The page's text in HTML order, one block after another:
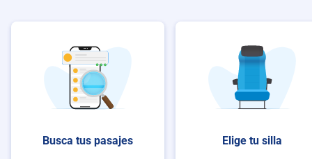
Busca tus pasajes Elige tu silla